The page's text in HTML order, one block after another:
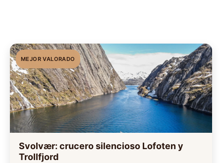
MEJOR VALORADO
Svolvær: crucero silencioso Lofoten y
Trollfjord